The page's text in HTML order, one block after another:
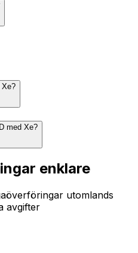
Xe?
med Xe?
enklare
utomlands
avgifter